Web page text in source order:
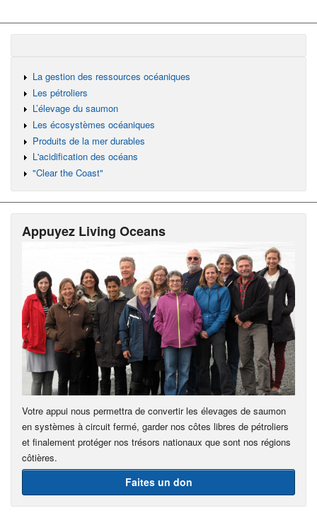
La gestion des ressources océaniques
Les pétroliers
L’élevage du saumon
Les écosystèmes océaniques
Produits de la mer durables
L'acidification des océans
"Clear the Coast"
Appuyez Living Oceans
Votre appui nous permettra de convertir les élevages de saumon
en systèmes à circuit fermé, garder nos côtes libres de pétroliers
et finalement protéger nos trésors nationaux que sont nos régions
côtières.
Faites un don